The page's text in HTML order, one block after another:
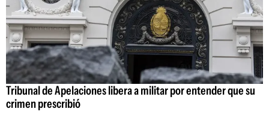
Tribunal de Apelaciones libera a militar por entender que su
crimen prescribió